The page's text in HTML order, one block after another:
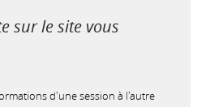
sur le site vous
d'une session à l'autre